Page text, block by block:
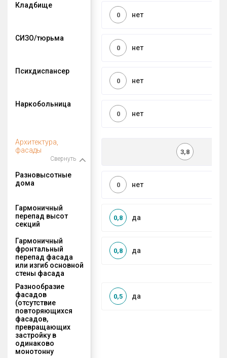
Кладбище
нет
0
СИЗО/тюрьма
нет
0
Психдиспансер
нет
0
Наркобольница
нет
0
Архитектура,
фасады
Свернуть
3,8
Разновысотные
дома
нет
0
Гармоничный
перепад высот
секций
да
0,8
Гармоничный
фронтальный
перепад фасада
или изгиб основной
стены фасада
да
0,8
Разнообразие
фасадов
(отсутствие
повторяющихся
фасадов,
превращающих
застройку в
одинаково
монотонну
да
0,5